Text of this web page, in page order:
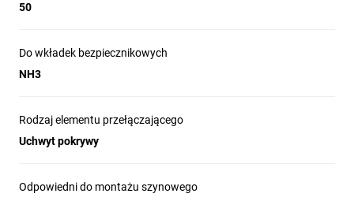
50
Do wkładek bezpiecznikowych
NH3
Rodzaj elementu przełączającego
Uchwyt pokrywy
Odpowiedni do montażu szynowego